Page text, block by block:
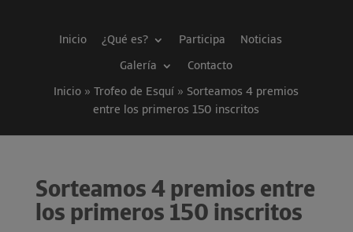
Inicio » Trofeo de Esquí » Sorteamos 4 premios
entre los primeros 150 inscritos
Inicio ¿Qué es? Participa Noticias
Galería Contacto
Sorteamos 4 premios entre
los primeros 150 inscritos